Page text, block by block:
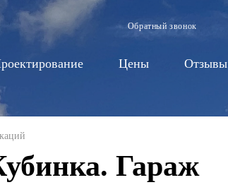
Обратный звонок
Цены Отзывы
Гараж